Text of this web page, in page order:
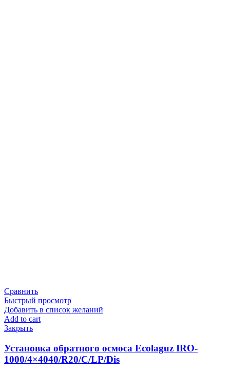
Сравнить
Быстрый просмотр
Добавить в список желаний
Add to cart
Закрыть
Установка обратного осмоса Ecolaguz IRO-
1000/4×4040/R20/C/LP/Dis